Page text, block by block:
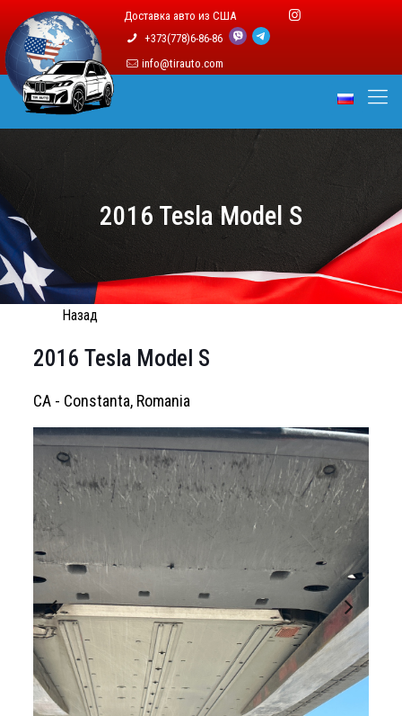
Доставка авто из США
+373(778)6-86-86
info@tirauto.com
2016 Tesla Model S
Назад
2016 Tesla Model S
CA - Constanta, Romania